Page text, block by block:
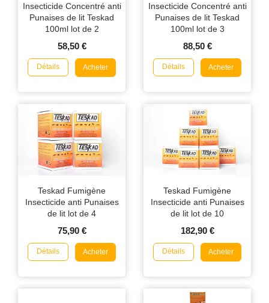
Insecticide Concentré anti
Punaises de lit Teskad
100ml lot de 2
58,50 €
Détails Acheter
Insecticide Concentré anti
Punaises de lit Teskad
100ml lot de 3
88,50 €
Détails Acheter
Teskad Fumigène
Insecticide anti Punaises
de lit lot de 4
75,90 €
Détails Acheter
Teskad Fumigène
Insecticide anti Punaises
de lit lot de 10
182,90 €
Détails Acheter